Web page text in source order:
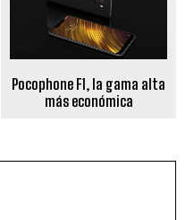
Pocophone F1, la gama alta
más económica